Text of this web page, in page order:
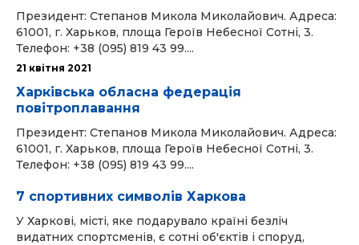
Президент: Степанов Микола Миколайович. Адреса:
61001, г. Харьков, площа Героїв Небесної Сотні, 3.
Телефон: +38 (095) 819 43 99....
21 квітня 2021
Харківська обласна федерація
повітроплавання
Президент: Степанов Микола Миколайович. Адреса:
61001, г. Харьков, площа Героїв Небесної Сотні, 3.
Телефон: +38 (095) 819 43 99....
7 спортивних символів Харкова
У Харкові, місті, яке подарувало країні безліч
видатних спортсменів, є сотні об'єктів і споруд,